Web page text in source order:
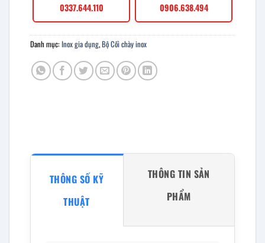
0337.644.110 0906.638.494
Danh mục: Inox gia dụng,Bộ Cối chày inox
THÔNG SỐ KỸ
THUẬT
THÔNG TIN SẢN
PHẨM